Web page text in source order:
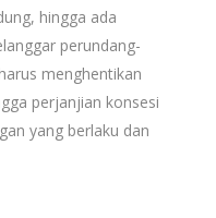
hingga ada
perundang-
menghentikan
perjanjian konsesi
yang berlaku dan